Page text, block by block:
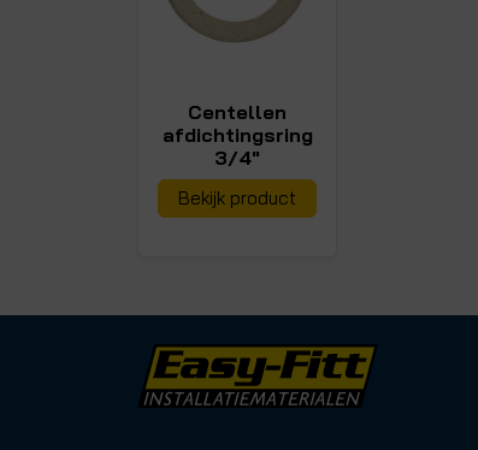
Centellen
afdichtingsring
3/4"
Bekijk product